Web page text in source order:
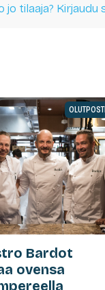
jo tilaaja? Kirjaudu
OLUTPOSTI
Bardot
ovensa